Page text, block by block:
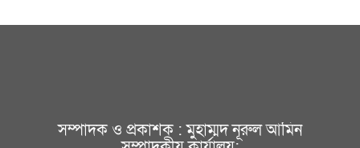
সম্পাদক ও প্রকাশক : মুহাম্মদ নূরুল আমিন